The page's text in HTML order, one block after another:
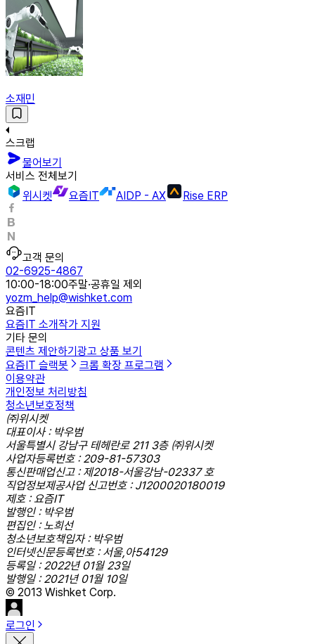
소재민
스크랩
물어보기
서비스 전체보기
위시켓
요즘IT AIDP - AX Rise ERP
고객 문의
02-6925-4867
10:00-18:00주말·공휴일 제외
yozm_help@wishket.com
요즘IT
요즘IT 소개작가 지원
기타 문의
콘텐츠 제안하기 광고 상품 보기
요즘IT 슬랙봇
크롬 확장 프로그램
이용약관
개인정보 처리방침
청소년보호정책
㈜위시켓
대표이사 : 박우범
서울특별시 강남구 테헤란로 211 3층 ㈜위시켓
사업자등록번호 : 209-81-57303
통신판매업신고 : 제2018-서울강남-02337 호
직업정보제공사업 신고번호 : J1200020180019
제호 : 요즘IT
발행인 : 박우범
편집인 : 노희선
청소년보호책임자 : 박우범
인터넷신문등록번호 : 서울,아54129
등록일 : 2022년 01월 23일
발행일 : 2021년 01월 10일
© 2013 Wishket Corp.
로그인